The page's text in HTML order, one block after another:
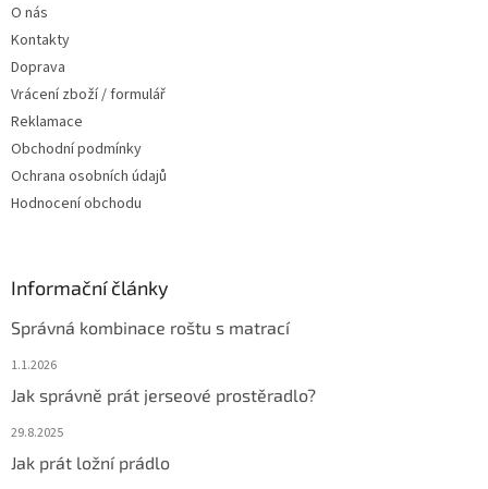
O nás
Kontakty
Doprava
Vrácení zboží / formulář
Reklamace
Obchodní podmínky
Ochrana osobních údajů
Hodnocení obchodu
Informační články
Správná kombinace roštu s matrací
1.1.2026
Jak správně prát jerseové prostěradlo?
29.8.2025
Jak prát ložní prádlo